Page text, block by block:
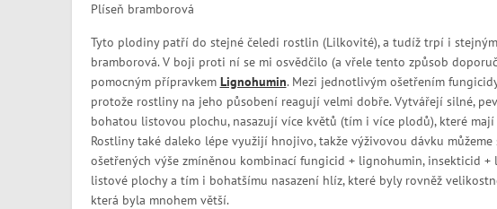
Plíseň bramborová
Tyto plodiny patří do stejné čeledi rostlin (Lilkovité), a tudíž trpí i
bramborová. V boji proti ní se mi osvědčilo (a vřele tento způsob
pomocným přípravkem Lignohumin. Mezi jednotlivým ošetřením
protože rostliny na jeho působení reagují velmi dobře. Vytvářejí silné,
bohatou listovou plochu, nasazují více květů (tím i více plodů), které
Rostliny také daleko lépe využijí hnojivo, takže výživovou dávku
ošetřených výše zmíněnou kombinací fungicid + lignohumin, insekticid
listové plochy a tím i bohatšímu nasazení hlíz, které byly rovněž
která byla mnohem větší.